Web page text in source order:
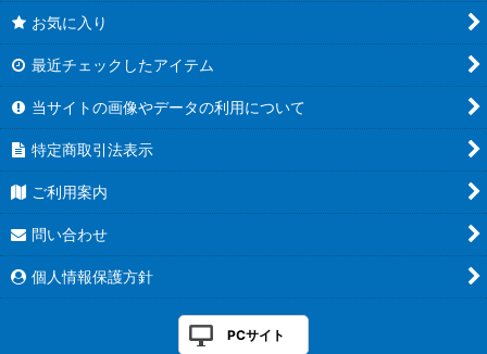
お気に入り
最近チェックしたアイテム
当サイトの画像やデータの利用について
特定商取引法表示
ご利用案内
問い合わせ
個人情報保護方針
PCサイト